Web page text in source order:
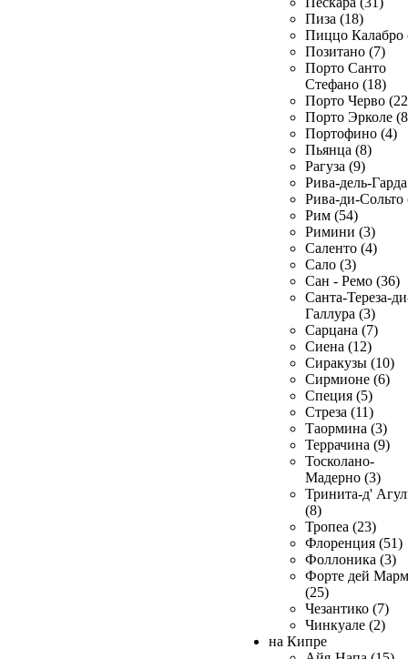
Пиза (18)
Пиццо Калабро
Позитано (7)
Порто Санто
Стефано (18)
Порто Черво
Порто Эрколе
Портофино (4)
Пьянца (8)
Рагуза (9)
Рива-дель-
Рива-ди-Сольто
Рим (54)
Римини (3)
Саленто (4)
Сало (3)
Сан - Ремо (36)
Санта-Тереза-
Галлура (3)
Сарцана (7)
Сиена (12)
Сиракузы (10)
Сирмионе (6)
Специя (5)
Стреза (11)
Таормина (3)
Террачина (9)
Тосколано-
Мадерно (3)
Тринита-д'
(8)
Тропеа (23)
Флоренция (51)
Фоллоника (3)
Форте дей
(25)
Чезантико (7)
Чинкуале (2)
на Кипре